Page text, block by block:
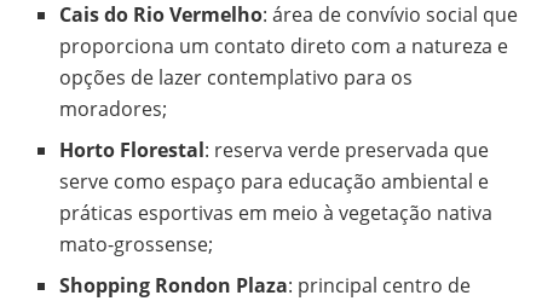
Cais do Rio Vermelho: área de convívio social que
proporciona um contato direto com a natureza e
opções de lazer contemplativo para os
moradores;
Horto Florestal: reserva verde preservada que
serve como espaço para educação ambiental e
práticas esportivas em meio à vegetação nativa
mato-grossense;
Shopping Rondon Plaza: principal centro de